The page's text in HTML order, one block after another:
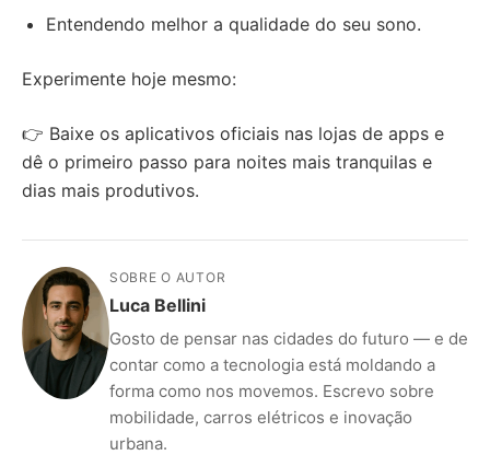
Entendendo melhor a qualidade do seu sono.
Experimente hoje mesmo:
👉 Baixe os aplicativos oficiais nas lojas de apps e
dê o primeiro passo para noites mais tranquilas e
dias mais produtivos.
SOBRE O AUTOR
Luca Bellini
Gosto de pensar nas cidades do futuro — e de
contar como a tecnologia está moldando a
forma como nos movemos. Escrevo sobre
mobilidade, carros elétricos e inovação
urbana.